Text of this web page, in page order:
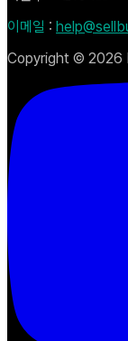
이메일 :
Copyright © 2026